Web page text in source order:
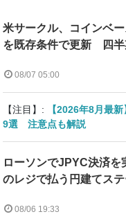
米サークル、コインベ
を既存条件で更新 四半
08/07 05:00
【注目】:
【2026年8月最
9選 注意点も解説
ローソンでJPYC決済
のレジで払う円建てス
08/06 19:33